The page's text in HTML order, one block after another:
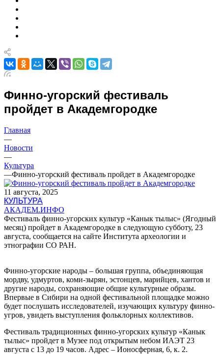
Финно-угорский фестиваль
пройдет в Академгородке
Главная
—
Новости
—
Культура
—Финно-угорский фестиваль пройдет в Академгородке
11 августа, 2025
КУЛЬТУРА
АКАДЕМ.ИНФО
Фестиваль финно-угорских культур «Канык тылыс» (Ягодный
месяц) пройдет в Академгородке в следующую субботу, 23
августа, сообщается на сайте Института археологии и
этнографии СО РАН.
Финно-угорские народы – большая группа, объединяющая
мордву, удмуртов, коми-зырян, эстонцев, марийцев, хантов и
другие народы, сохраняющие общие культурные образы.
Впервые в Сибири на одной фестивальной площадке можно
будет послушать исследователей, изучающих культуру финно-
угров, увидеть выступления фольклорных коллективов.
Фестиваль традиционных финно-угорских культур «Канык
тылыс» пройдет в Музее под открытым небом ИАЭТ 23
августа с 13 до 19 часов. Адрес – Ионосферная, 6, к. 2.